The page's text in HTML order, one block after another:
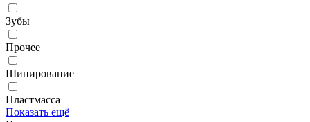
Зубы
Прочее
Шинирование
Пластмасса
Показать ещё